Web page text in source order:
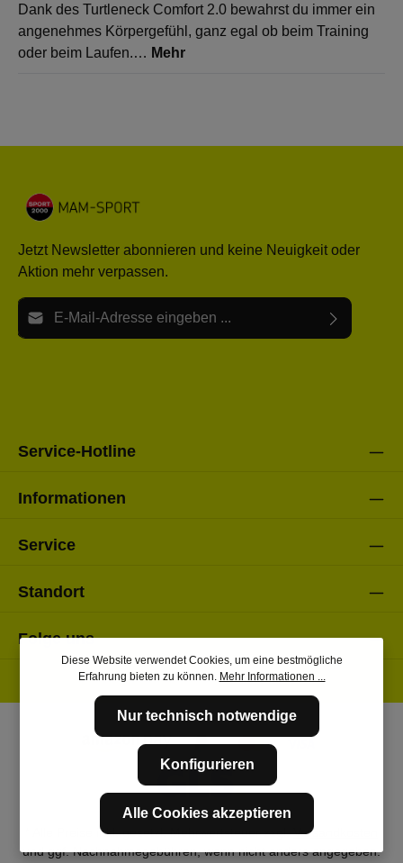
Dank des Turtleneck Comfort 2.0 bewahrst du immer ein
angenehmes Körpergefühl, ganz egal ob beim Training
oder beim Laufen.… Mehr
Jetzt Newsletter abonnieren und keine Neuigkeit oder
Aktion mehr verpassen.
E-Mail-Adresse*
Service-Hotline
Informationen
Service
Standort
Folge uns
* Alle Preise inkl. gesetzl. Mehrwertsteuer zzgl.Versandkosten
und ggf. Nachnahmegebühren, wenn nicht anders angegeben.
Diese Website verwendet Cookies, um eine bestmögliche
Erfahrung bieten zu können. Mehr Informationen ...
Nur technisch notwendige
Konfigurieren
Alle Cookies akzeptieren